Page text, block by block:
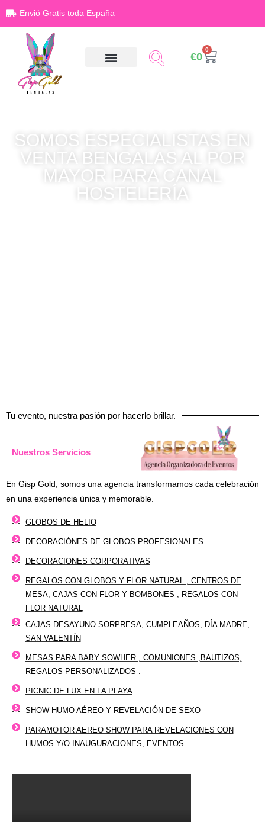
Envió Gratis toda España
€0
0
SOMOS ESPECIALISTAS EN
VENTA BENGALAS AL POR
MAYOR PARA CANAL
HOSTELERÍA
Tu evento, nuestra pasión por hacerlo brillar.
Nuestros Servicios
En Gisp Gold, somos una agencia transformamos cada celebración
en una experiencia única y memorable.
GLOBOS DE HELIO
DECORACIÓNES DE GLOBOS PROFESIONALES
DECORACIONES CORPORATIVAS
REGALOS CON GLOBOS Y FLOR NATURAL , CENTROS DE
MESA, CAJAS CON FLOR Y BOMBONES , REGALOS CON
FLOR NATURAL
CAJAS DESAYUNO SORPRESA, CUMPLEAÑOS, DÍA MADRE,
SAN VALENTÍN
MESAS PARA BABY SOWHER , COMUNIONES ,BAUTIZOS,
REGALOS PERSONALIZADOS .
PICNIC DE LUX EN LA PLAYA
SHOW HUMO AÉREO Y REVELACIÓN DE SEXO
PARAMOTOR AEREO SHOW PARA REVELACIONES CON
HUMOS Y/O INAUGURACIONES, EVENTOS.